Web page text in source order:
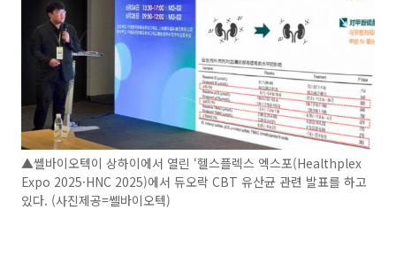
▲쏄바이오텍이 상하이에서 열린 ‘헬스플렉스 엑스포(Healthplex
Expo 2025·HNC 2025)에서 듀오락 CBT 유산균 관련 발표를 하고
있다. (사진제공=쎌바이오텍)